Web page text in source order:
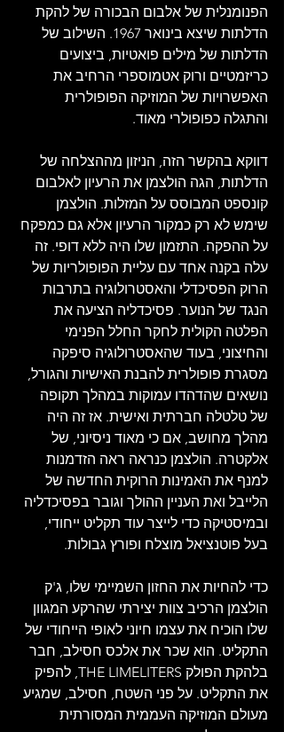
הפנומנלית של אלבום הבכורה של להקת
הדלתות שיצא בינואר 1967. השילוב של
הדלתות של מילים פואטיות, ביצועים
כריזמטיים ורוק אטמוספרי הרחיב את
האפשרויות של המוזיקה הפופולרית
והתגלה כפופולרי מאוד.
דווקא בהקשר הזה, הניזון מההצלחה של
הדלתות, הגה הולצמן את הרעיון לאלבום
קונספט המבוסס על המזלות. הולצמן
שימש לא רק כמקור הרעיון אלא גם כמפקח
על ההפקה. התזמון שלו היה ללא דופי. זה
עלה בקנה אחד עם עליית הפופולריות של
הרוק הפסיכדלי והאסטרולוגיה בתרבות
הנגד של הנוער. פסיכדליה הציעה את
הפלטה הקולית לחקר החלל הפנימי
והחיצוני, בעוד שהאסטרולוגיה סיפקה
מסגרת פופולרית להבנת האישיות והגורל,
נושאים שהדהדו עמוקות במהלך תקופה
של טלטלה חברתית ואישית. אז זה היה
מהלך מחושב, אם כי מאוד ניסיוני, של
אלקטרה. הולצמן כנראה ראה הזדמנות
למנף את האמינות הרוקית החדשה של
הלייבל ואת העניין ההולך וגובר בפסיכדליה
ובמיסטיקה כדי לייצר עוד תקליט ייחודי,
בעל פוטנציאל מוצלח ופורץ גבולות.
כדי להחיות את החזון השמיימי שלו, ג'ק
הולצמן הרכיב צוות יצירתי שהרקע המגוון
שלו הוכיח את עצמו חיוני לאופי הייחודי של
התקליט. הוא שכר את אלכס חסילב, חבר
בלהקת הפולק THE LIMELITERS, להפיק
את התקליט. על פני השטח, חסילב, שמגיע
מעולם המוזיקה העממית המסורתית